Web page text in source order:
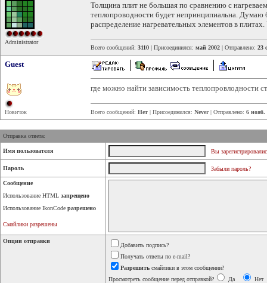
Administrator
Толщина плит не большая по сравнению с
теплопроводности будет непринципиальна.
распределение нагревательных элементов в
Всего сообщений: 3110 | Присоединился: май 2002 | Отправлено: 23
Guest
Новичок
где можно найти зависимость теплопровлодности
Всего сообщений: Нет | Присоединился: Never| Отправлено: 6 нояб.
Отправка ответа:
Имя пользователя Вы
Пароль Забыли пароль?
Сообщение
Использование HTML запрещено
Использование IkonCode разрешено
Смайлики разрешены
Опции отправки
Добавить подпись?
Получать ответы по e-mail?
Разрешить смайлики в этом сообщении?
Просмотреть сообщение перед отправкой?
Да Нет